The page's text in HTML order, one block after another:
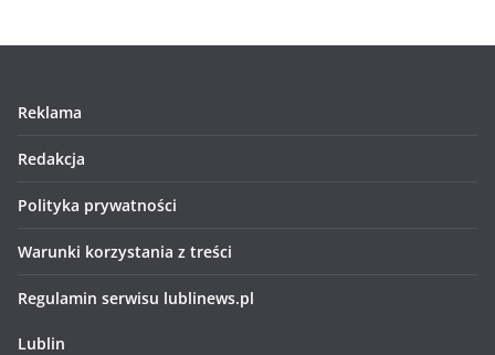
Reklama
Redakcja
Polityka prywatności
Warunki korzystania z treści
Regulamin serwisu lublinews.pl
Lublin